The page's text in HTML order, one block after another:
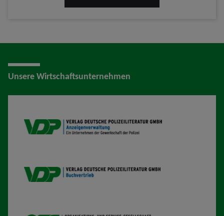
Unsere Wirtschaftsunternehmen
VDP AV
VDP B